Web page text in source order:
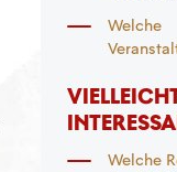
Welche
Welche